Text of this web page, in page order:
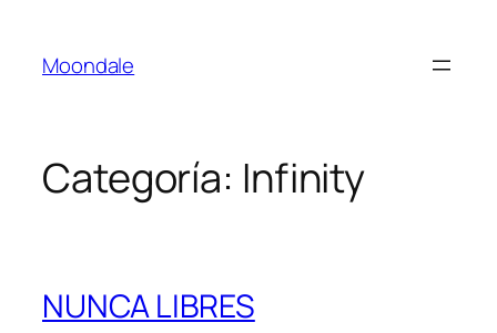
contenido
Moondale
Categoría: Infinity
NUNCA LIBRES